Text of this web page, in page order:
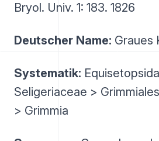
Bryol. Univ. 1: 183. 1826
Deutscher Name: Graues
Systematik:
Seligeriaceae >
> Grimmia